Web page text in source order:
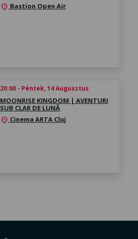
location_on Bastion Open Air
20:00 - Péntek, 14 Augusztus
MOONRISE KINGDOM | AVENTURI
SUB CLAR DE LUNĂ
location_on Cinema ARTA Cluj